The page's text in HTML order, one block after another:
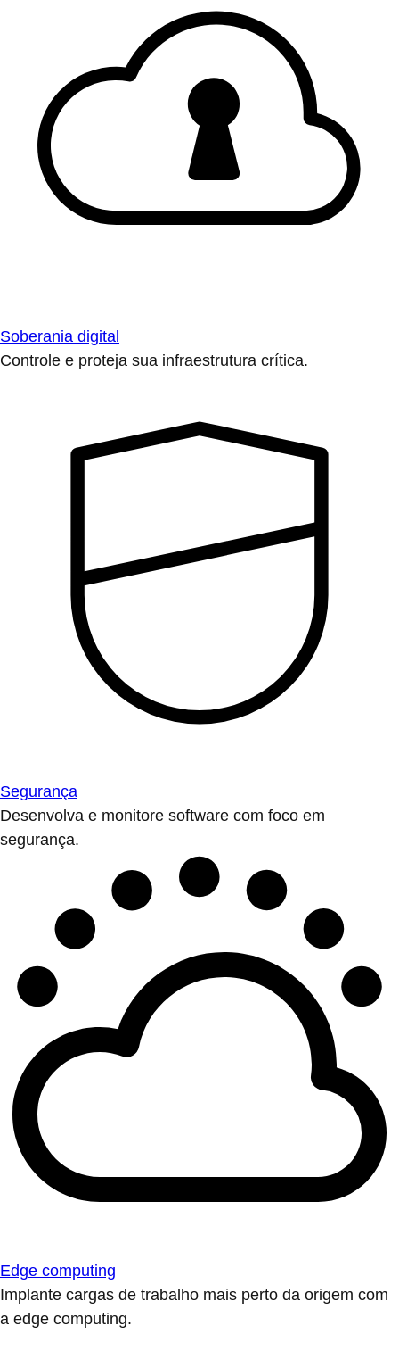
Soberania digital
Controle e proteja sua infraestrutura crítica.
Segurança
Desenvolva e monitore software com foco em
segurança.
Edge computing
Implante cargas de trabalho mais perto da origem com
a edge computing.